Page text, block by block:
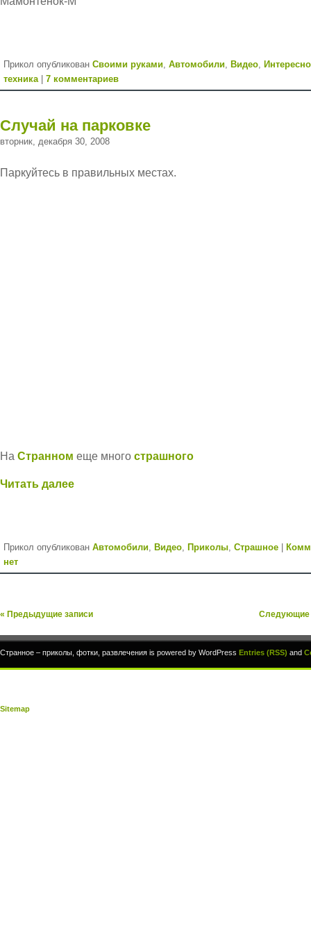
Прикол опубликован Cвоими руками, Автомобили, Видео,
техника| 7 комментариев
Случай на парковке
вторник, декабря 30, 2008
Паркуйтесь в правильных местах.
На Странном еще много страшного
Читать далее
Прикол опубликован Автомобили, Видео, Приколы, Страшное
нет
« Предыдущие записи Следующие
Странное – приколы, фотки, развлечения is powered by WordPress Entries (RSS) and
Sitemap